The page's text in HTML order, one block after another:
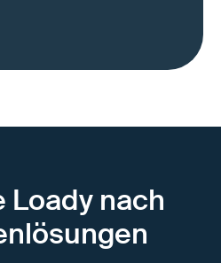
Loady nach